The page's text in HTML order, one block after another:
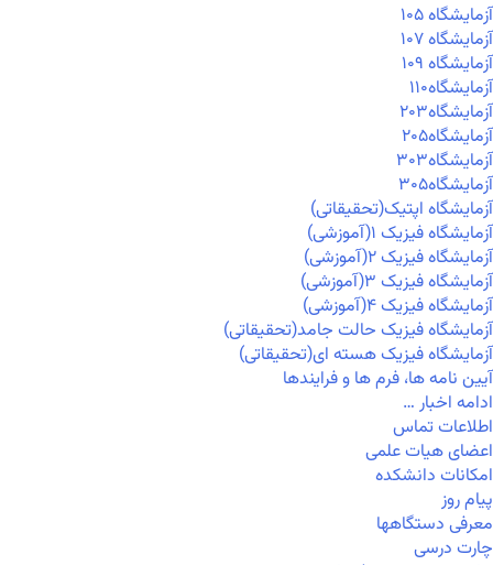
آزمايشگاه ۱۰۵
آزمايشگاه ۱۰۷
آزمايشگاه ۱۰۹
آزمايشگاه۱۱۰
آزمايشگاه۲۰۳
آزمايشگاه۲۰۵
آزمايشگاه۳۰۳
آزمايشگاه۳۰۵
آزمایشگاه اپتیک(تحقیقاتی)
آزمایشگاه فیزیک ۱(آموزشی)
آزمایشگاه فیزیک ۲(آموزشی)
آزمایشگاه فیزیک ۳(آموزشی)
آزمایشگاه فیزیک ۴(آموزشی)
آزمایشگاه فیزیک حالت جامد(تحقیقاتی)
آزمایشگاه فیزیک هسته ای(تحقیقاتی)
آیین نامه ها، فرم ها و فرایندها
ادامه اخبار …
اطلاعات تماس
اعضای هیات علمی
امکانات دانشکده
پیام روز
معرفی دستگاهها
چارت درسی